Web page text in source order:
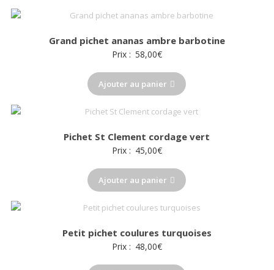
Grand pichet ananas ambre barbotine
Prix : 58,00€
Ajouter au panier
Pichet St Clement cordage vert
Prix : 45,00€
Ajouter au panier
Petit pichet coulures turquoises
Prix : 48,00€